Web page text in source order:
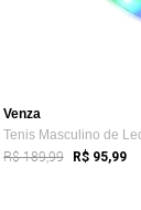
Venza
R$ 189,99 R$ 95,99